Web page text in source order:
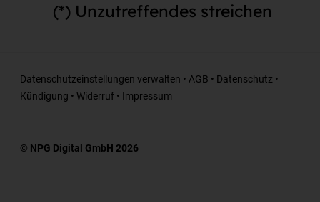
(*) Unzutreffendes streichen
© NPG Digital GmbH 2026
Datenschutzeinstellungen verwalten • AGB • Datenschutz •
Kündigung • Widerruf • Impressum